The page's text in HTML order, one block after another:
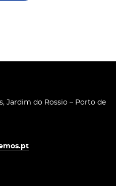
Jardim do Rossio – Porto de